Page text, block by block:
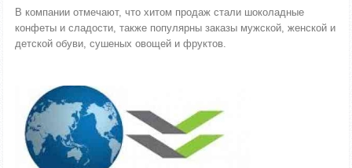
В компании отмечают, что хитом продаж стали шоколадные
конфеты и сладости, также популярны заказы мужской, женской и
детской обуви, сушеных овощей и фруктов.